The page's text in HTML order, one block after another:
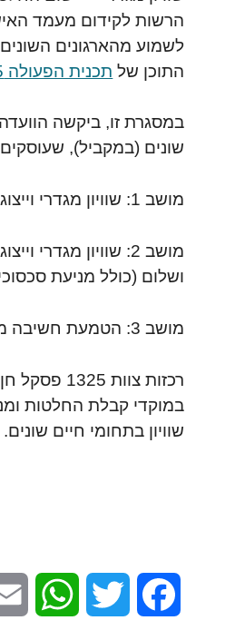
הרשות לקידום מעמד
לשמוע מהארגונים
התוכן של תכנית הפעולה 1325.
במסגרת זו, ביקשה
שונים (במקביל), שעוסקים ב 3
מושב 1: שוויון מגדרי וייצוג נשים במקומות העבודה ובתחומי הכלכלה בדרגי הניהול וקבלת ההחלטות.
מושב 2: שוויון
ושלום (כולל מניעת
מושב 3: הטמעת חשיבה מגדרית
רכזות
במוקדי קבלת החלטות
שוויון בתחומי חיים שונים.
Facebook
Twitter